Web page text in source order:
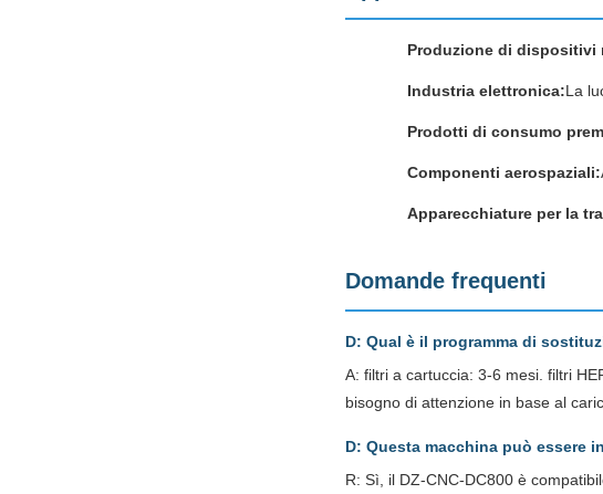
Produzione di dispositivi
Industria elettronica:La
Prodotti di consumo
Componenti aerospaziali:
Apparecchiature per la
Domande frequenti
D: Qual è il programma di
A: filtri a cartuccia: 3-6 mesi. filtri
bisogno di attenzione in base al
D: Questa macchina può essere
R: Sì, il DZ-CNC-DC800 è